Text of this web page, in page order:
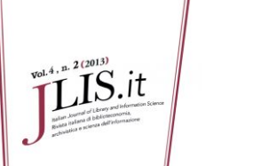
CartaceoeBook in PDF
0,00€